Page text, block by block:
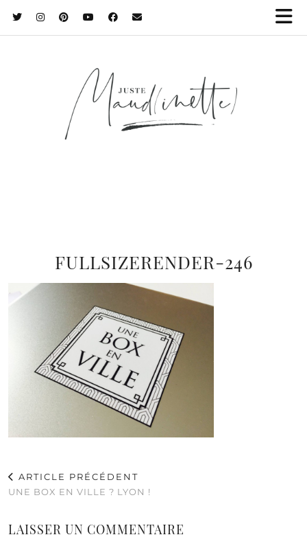
FULLSIZERENDER-246
ARTICLE PRÉCÉDENT
UNE BOX EN VILLE ? LYON !
LAISSER UN COMMENTAIRE